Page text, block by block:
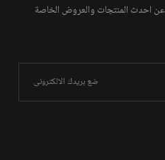
عن احدث المنتجات والعروض الخاصة